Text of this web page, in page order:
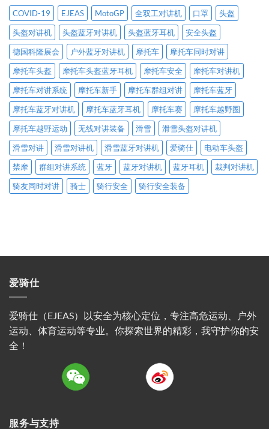
COVID-19 EJEAS MotoGP 全双工对讲机 口罩
头盔
头盔对讲机
头盔蓝牙对讲机 头盔蓝牙耳机
安全头盔
德国科隆展会
户外蓝牙对讲机 摩托车
摩托车同时对讲
摩托车头盔
摩托车头盔蓝牙耳机 摩托车安全
摩托车对讲机
摩托车对讲系统
摩托车新手 摩托车群组对讲
摩托车蓝牙
摩托车蓝牙对讲机
摩托车蓝牙耳机 摩托车赛
摩托车越野圈
摩托车越野运动
无线对讲装备 滑雪
滑雪头盔对讲机
滑雪对讲
滑雪对讲机 滑雪蓝牙对讲机 爱骑仕
电动车头盔
禁摩
群组对讲系统 蓝牙 蓝牙对讲机 蓝牙耳机
裁判对讲机
骑友同时对讲
骑士 骑行安全 骑行安全装备
爱骑仕
爱骑仕（EJEAS）以安全为核心定位，专注高危运动、户外
运动、体育运动等专业。你探索世界的精彩，我守护你的安
全！
服务与支持